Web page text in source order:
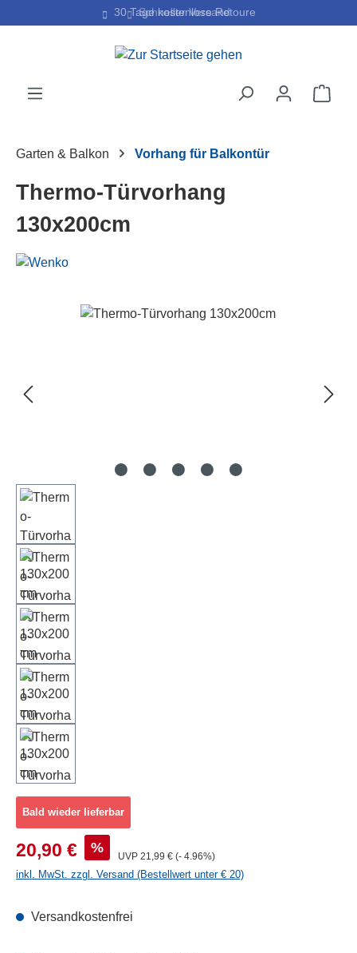
Zum Hauptinhalt springenSchneller Versand
30 Tage kostenlose Retoure
Garten & Balkon Vorhang für Balkontür
Thermo-Türvorhang
130x200cm
Bald wieder lieferbar
Verkaufspreis:
20,90 € %
UVP Regulärer Preis:
21,99 € (- 4.96%)
inkl. MwSt. zzgl. Versand (Bestellwert unter € 20)
Versandkostenfrei